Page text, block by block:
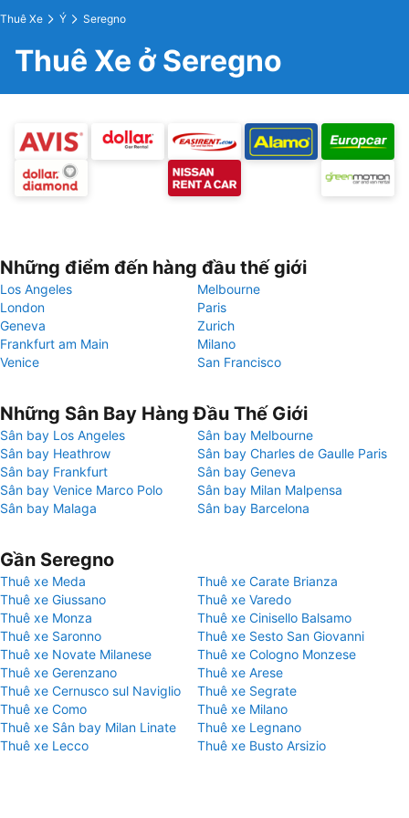
Thuê Xe Ý Seregno
Thuê Xe ở Seregno
Những điểm đến hàng đầu thế giới
Los Angeles
Melbourne
London
Paris
Geneva
Zurich
Frankfurt am Main
Milano
Venice
San Francisco
Những Sân Bay Hàng Đầu Thế Giới
Sân bay Los Angeles
Sân bay Melbourne
Sân bay Heathrow
Sân bay Charles de Gaulle Paris
Sân bay Frankfurt
Sân bay Geneva
Sân bay Venice Marco Polo
Sân bay Milan Malpensa
Sân bay Malaga
Sân bay Barcelona
Gần Seregno
Thuê xe Meda
Thuê xe Carate Brianza
Thuê xe Giussano
Thuê xe Varedo
Thuê xe Monza
Thuê xe Cinisello Balsamo
Thuê xe Saronno
Thuê xe Sesto San Giovanni
Thuê xe Novate Milanese
Thuê xe Cologno Monzese
Thuê xe Gerenzano
Thuê xe Arese
Thuê xe Cernusco sul Naviglio
Thuê xe Segrate
Thuê xe Como
Thuê xe Milano
Thuê xe Sân bay Milan Linate
Thuê xe Legnano
Thuê xe Lecco
Thuê xe Busto Arsizio